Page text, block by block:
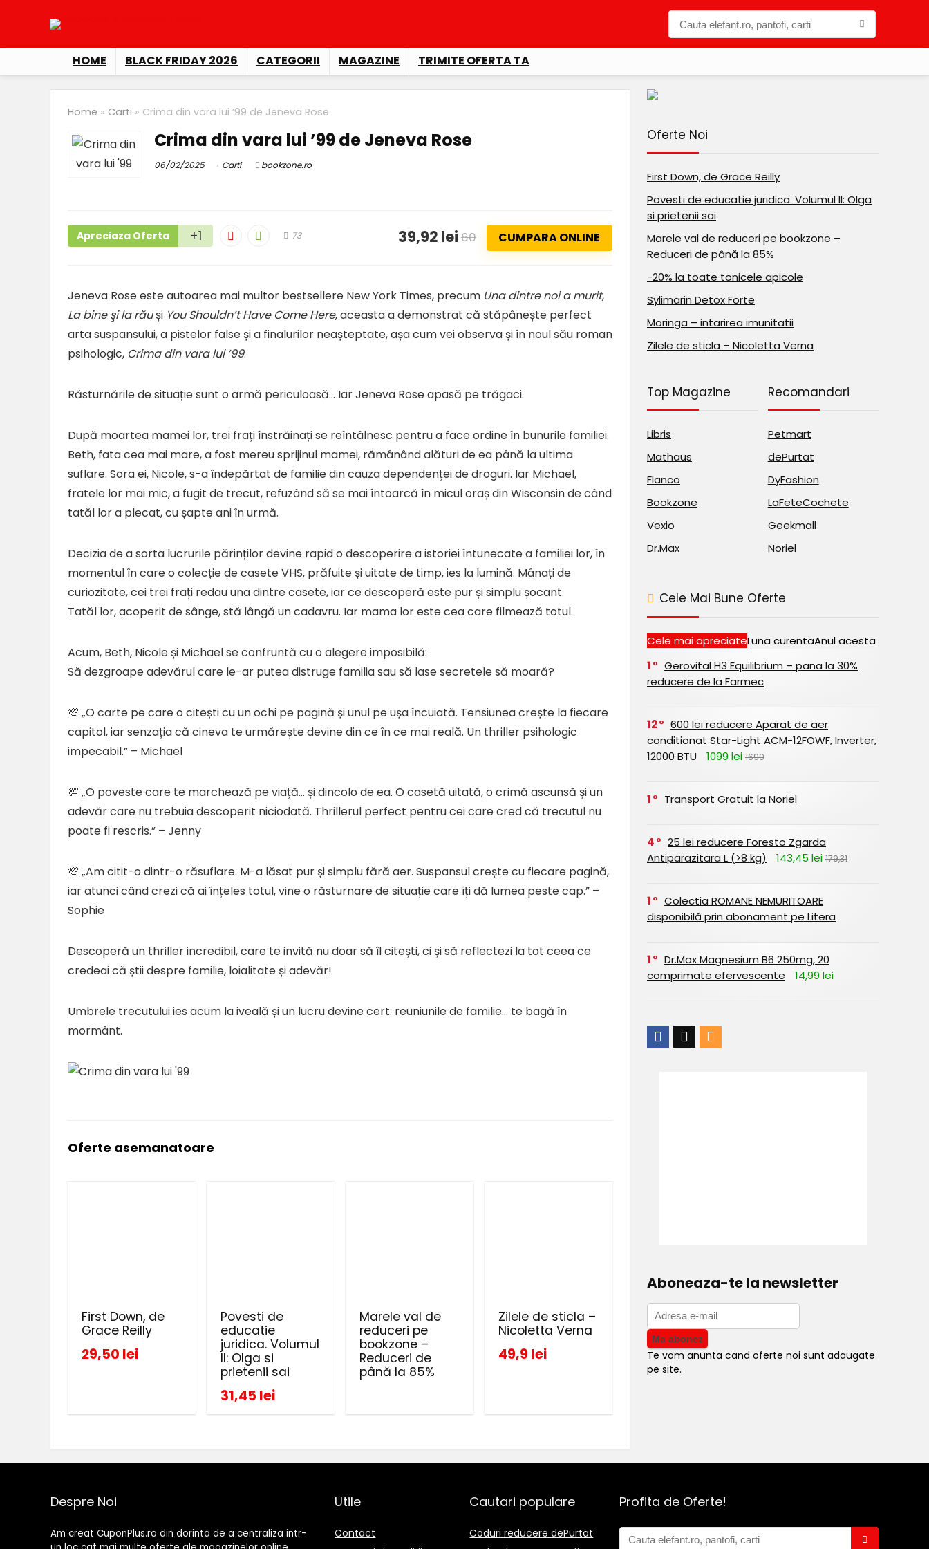
HOME BLACK FRIDAY 2026 CATEGORII MAGAZINE TRIMITE OFERTA TA
Home » Carti » Crima din vara lui ’99 de Jeneva Rose
Crima din vara lui ’99 de Jeneva Rose
06/02/2025 Carti bookzone.ro
Apreciaza Oferta +1 73 39,92 lei 60 CUMPARA ONLINE
Jeneva Rose este autoarea mai multor bestsellere New York Times, precum Una dintre noi a murit,
La bine şi la răuși You Shouldn’t Have Come Here, aceasta a demonstrat că stăpânește perfect
arta suspansului, a pistelor false și a finalurilor neașteptate, așa cum vei observa și în noul său roman
psihologic, Crima din vara lui ’99.
Răsturnările de situație sunt o armă periculoasă… Iar Jeneva Rose apasă pe trăgaci.
După moartea mamei lor, trei frați înstrăinați se reîntâlnesc pentru a face ordine în bunurile familiei.
Beth, fata cea mai mare, a fost mereu sprijinul mamei, rămânând alături de ea până la ultima
suflare. Sora ei, Nicole, s-a îndepărtat de familie din cauza dependenței de droguri. Iar Michael,
fratele lor mai mic, a fugit de trecut, refuzând să se mai întoarcă în micul oraș din Wisconsin de când
tatăl lor a plecat, cu șapte ani în urmă.
Decizia de a sorta lucrurile părinților devine rapid o descoperire a istoriei întunecate a familiei lor, în
momentul în care o colecție de casete VHS, prăfuite și uitate de timp, ies la lumină. Mânați de
curiozitate, cei trei frați redau una dintre casete, iar ce descoperă este pur și simplu șocant.
Tatăl lor, acoperit de sânge, stă lângă un cadavru. Iar mama lor este cea care filmează totul.
Acum, Beth, Nicole și Michael se confruntă cu o alegere imposibilă:
Să dezgroape adevărul care le-ar putea distruge familia sau să lase secretele să moară?
💯 „O carte pe care o citești cu un ochi pe pagină și unul pe ușa încuiată. Tensiunea crește la fiecare
capitol, iar senzația că cineva te urmărește devine din ce în ce mai reală. Un thriller psihologic
impecabil.” – Michael
💯 „O poveste care te marchează pe viață… și dincolo de ea. O casetă uitată, o crimă ascunsă și un
adevăr care nu trebuia descoperit niciodată. Thrillerul perfect pentru cei care cred că trecutul nu
poate fi rescris.” – Jenny
💯 „Am citit-o dintr-o răsuflare. M-a lăsat pur și simplu fără aer. Suspansul crește cu fiecare pagină,
iar atunci când crezi că ai înțeles totul, vine o răsturnare de situație care îți dă lumea peste cap.” –
Sophie
Descoperă un thriller incredibil, care te invită nu doar să îl citești, ci și să reflectezi la tot ceea ce
credeai că știi despre familie, loialitate și adevăr!
Umbrele trecutului ies acum la iveală și un lucru devine cert: reuniunile de familie… te bagă în
mormânt.
Oferte asemanatoare
First Down, de
Grace Reilly
29,50 lei
Povesti de
educatie
juridica. Volumul
II: Olga si
prietenii sai
31,45 lei
Marele val de
reduceri pe
bookzone –
Reduceri de
până la 85%
Zilele de sticla –
Nicoletta Verna
49,9 lei
Oferte Noi
First Down, de Grace Reilly
Povesti de educatie juridica. Volumul II: Olga
si prietenii sai
Marele val de reduceri pe bookzone –
Reduceri de până la 85%
-20% la toate tonicele apicole
Sylimarin Detox Forte
Moringa – intarirea imunitatii
Zilele de sticla – Nicoletta Verna
Top Magazine
Libris
Mathaus
Flanco
Bookzone
Vexio
Dr.Max
Recomandari
Petmart
dePurtat
DyFashion
LaFeteCochete
Geekmall
Noriel
Cele Mai Bune Oferte
Cele mai apreciateLuna curentaAnul acesta
1
Gerovital H3 Equilibrium – pana la 30%
reducere de la Farmec
12
600 lei reducere Aparat de aer
conditionat Star-Light ACM-12FOWF, Inverter,
12000 BTU
1099 lei 1699
1 Transport Gratuit la Noriel
4
25 lei reducere Foresto Zgarda
Antiparazitara L (>8 kg)
143,45 lei 179,31
1
Colectia ROMANE NEMURITOARE
disponibilă prin abonament pe Litera
1
Dr.Max Magnesium B6 250mg, 20
comprimate efervescente
14,99 lei
Aboneaza-te la newsletter
Te vom anunta cand oferte noi sunt adaugate
pe site.
Despre Noi
Am creat CuponPlus.ro din dorinta de a centraliza intr-
Utile
Contact
Cautari populare
Coduri reducere dePurtat
Profita de Oferte!